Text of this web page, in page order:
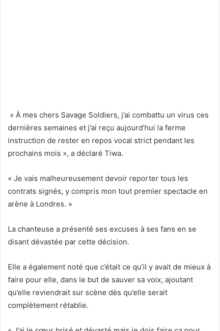
» À mes chers Savage Soldiers, j’ai combattu un virus ces
dernières semaines et j’ai reçu aujourd’hui la ferme
instruction de rester en repos vocal strict pendant les
prochains mois », a déclaré Tiwa.
« Je vais malheureusement devoir reporter tous les
contrats signés, y compris mon tout premier spectacle en
arène à Londres. »
La chanteuse a présenté ses excuses à ses fans en se
disant dévastée par cette décision.
Elle a également noté que c’était ce qu’il y avait de mieux à
faire pour elle, dans le but de sauver sa voix, ajoutant
qu’elle reviendrait sur scène dès qu’elle serait
complètement rétablie.